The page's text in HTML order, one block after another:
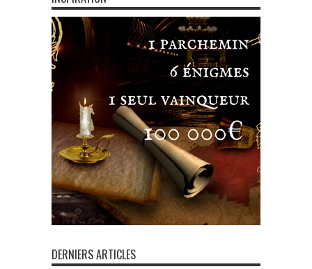
DERNIERS ARTICLES